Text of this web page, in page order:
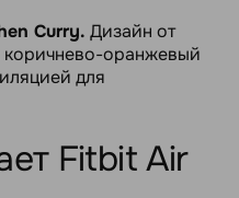
Curry. Дизайн от
коричнево-оранжевый
для
Fitbit Air